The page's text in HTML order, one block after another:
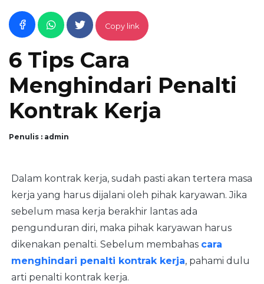
6 Tips Cara
Menghindari Penalti
Kontrak Kerja
Copy link
Penulis : admin
Dalam kontrak kerja, sudah pasti akan tertera masa
kerja yang harus dijalani oleh pihak karyawan. Jika
sebelum masa kerja berakhir lantas ada
pengunduran diri, maka pihak karyawan harus
dikenakan penalti. Sebelum membahas cara
menghindari penalti kontrak kerja, pahami dulu
arti penalti kontrak kerja.